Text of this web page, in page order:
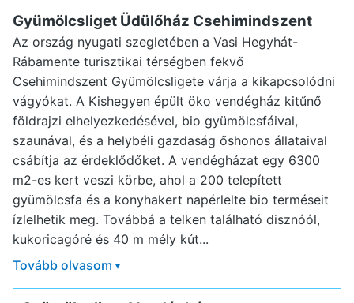
Gyümölcsliget Üdülőház Csehimindszent
Az ország nyugati szegletében a Vasi Hegyhát-
Rábamente turisztikai térségben fekvő
Csehimindszent Gyümölcsligete várja a kikapcsolódni
vágyókat. A Kishegyen épült öko vendégház kitűnő
földrajzi elhelyezkedésével, bio gyümölcsfáival,
szaunával, és a helybéli gazdaság őshonos állataival
csábítja az érdeklődőket. A vendégházat egy 6300
m2-es kert veszi körbe, ahol a 200 telepített
gyümölcsfa és a konyhakert napérlelte bio terméseit
ízlelhetik meg. Továbbá a telken található disznóól,
kukoricagóré és 40 m mély kút...
Tovább olvasom ▾